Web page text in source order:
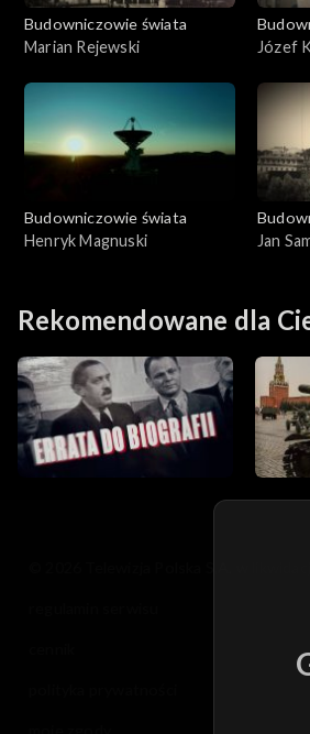
Budowniczowie świata
Marian Rejewski
Józef
Budowniczowie świata
Henryk Magnuski
Jan
Rekomendowane dla